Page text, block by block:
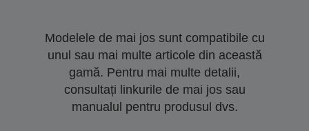
Modelele de mai jos sunt compatibile cu
unul sau mai multe articole din această
gamă. Pentru mai multe detalii,
consultați linkurile de mai jos sau
manualul pentru produsul dvs.